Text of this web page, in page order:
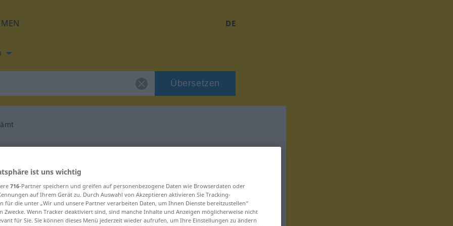
DE
Übersetzen
für "unverschämt"
ist uns wichtig
716-Partner speichern und greifen auf personenbezogene Daten wie Browserdaten oder
auf Ihrem Gerät zu. Durch Auswahl von Akzeptieren aktivieren Sie Tracking-
für die unter „Wir und unsere Partner verarbeiten Daten, um Ihnen Dienste bereitzustellen“
Zwecke. Wenn Tracker deaktiviert sind, sind manche Inhalte und Anzeigen möglicherweise nicht
für Sie. Sie können dieses Menü jederzeit wieder aufrufen, um Ihre Einstellungen zu ändern